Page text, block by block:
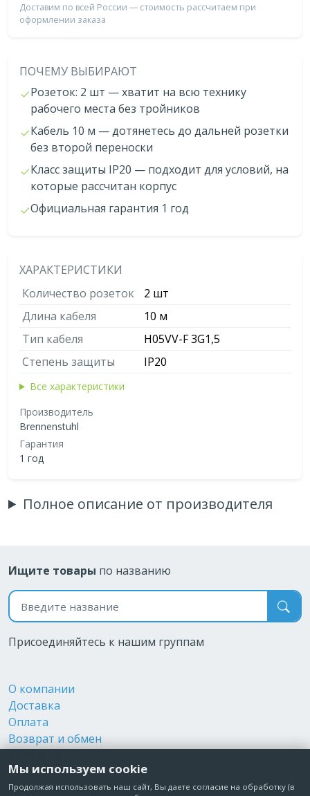
Доставим по всей России — стоимость рассчитаем при
оформлении заказа
ПОЧЕМУ ВЫБИРАЮТ
Розеток: 2 шт — хватит на всю технику
рабочего места без тройников
Кабель 10 м — дотянетесь до дальней розетки
без второй переноски
Класс защиты IP20 — подходит для условий, на
которые рассчитан корпус
Официальная гарантия 1 год
ХАРАКТЕРИСТИКИ
Количество розеток
2 шт
Длина кабеля
10 м
Тип кабеля
H05VV-F 3G1,5
Степень защиты
IP20
Все характеристики
Производитель
Brennenstuhl
Гарантия
1 год
Полное описание от производителя
Ищите товары по названию
Поиск по названию
Присоединяйтесь к нашим группам
О компании
Доставка
Оплата
Возврат и обмен
Реквизиты
Публичная оферта
Мы используем cookie
Продолжая использовать наш сайт, Вы даете согласие на обработку (в